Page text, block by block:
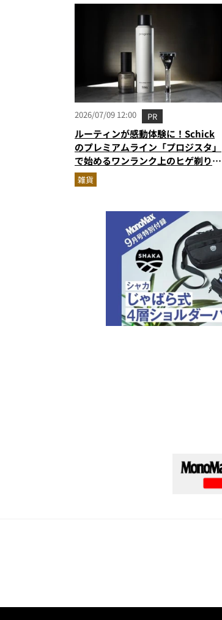
2026/07/09 12:00 PR
ルーティンが感動体験に！Schick
のプレミアムライン「プロジスタ」
で始めるワンランク上のヒゲ剃り習
慣
雑貨